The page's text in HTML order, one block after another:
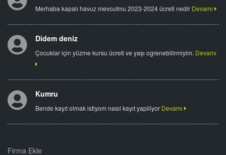
Merhaba kapalı havuz mevcutmu 2023-2024 ücreti nedir Devamı
Didem deniz
Çocuklar için yüzme kursu ücreti ve yaşı ogrenebilirmiyim. Devamı
Kumru
Bende kayıt olmak istiyom nasıl kayıt yapiliyor Devamı
Firma Ekle